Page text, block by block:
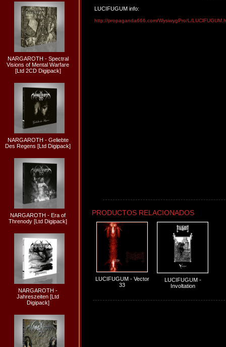
NARGAROTH - Spectral
Visions of Mental Warfare
[Ltd 2CD Digipack]
NARGAROTH - Geliebte
Des Regens [Ltd Digipack]
NARGAROTH - Era of
Threnody [Ltd Digipack]
NARGAROTH -
Jahreszeiten [Ltd
Digipack]
LUCIFUGUM info:
http://propaganda666.com/WysiwygPro/L/
PRODUCTOS RELACIONADOS
LUCIFUGUM - Vector
33
LUCIFUGUM -
Involtation